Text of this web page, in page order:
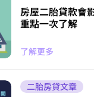
房屋二胎貸款會
重點一次了解
了解更多
二胎房貸文章